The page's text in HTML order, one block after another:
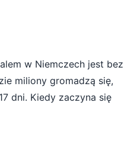
w Niemczech jest bez
miliony gromadzą się,
dni. Kiedy zaczyna się